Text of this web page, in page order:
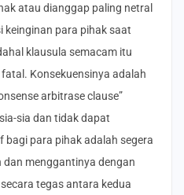
atau dianggap paling netral
keinginan para pihak saat
klausula semacam itu
Konsekuensinya adalah
arbitrase clause”
sia dan tidak dapat
para pihak adalah segera
menggantinya dengan
tegas antara kedua